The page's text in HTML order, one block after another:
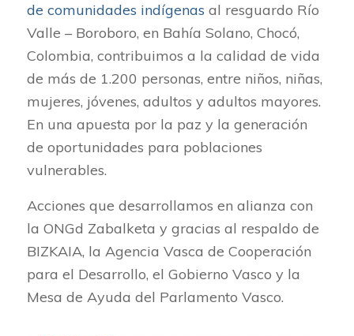
de comunidades indígenas al resguardo Río
Valle – Boroboro, en Bahía Solano, Chocó,
Colombia, contribuimos a la calidad de vida
de más de 1.200 personas, entre niños, niñas,
mujeres, jóvenes, adultos y adultos mayores.
En una apuesta por la paz y la generación
de oportunidades para poblaciones
vulnerables.
Acciones que desarrollamos en alianza con
la ONGd Zabalketa y gracias al respaldo de
BIZKAIA, la Agencia Vasca de Cooperación
para el Desarrollo, el Gobierno Vasco y la
Mesa de Ayuda del Parlamento Vasco.